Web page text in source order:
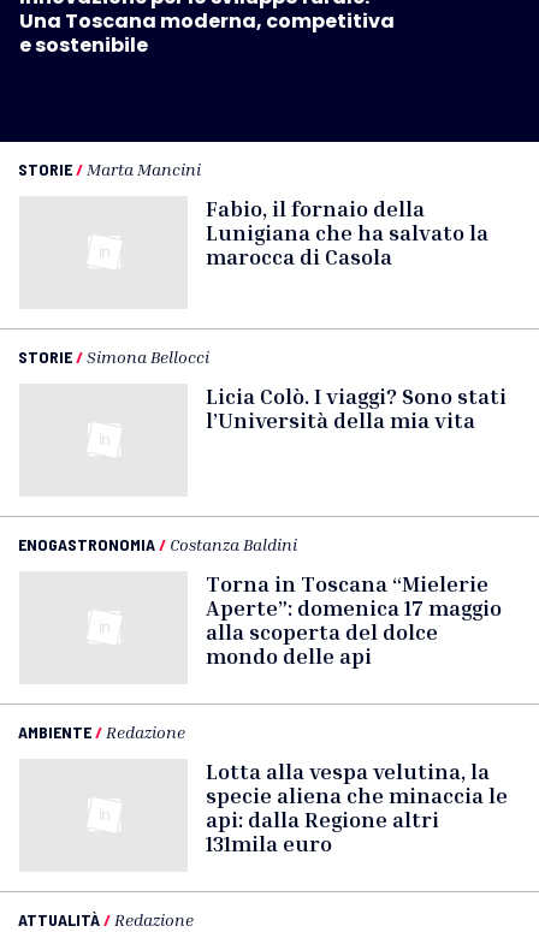
Una Toscana moderna, competitiva
e sostenibile
STORIE/ Marta Mancini
Fabio, il fornaio della
Lunigiana che ha salvato la
marocca di Casola
STORIE/Simona Bellocci
Licia Colò. I viaggi? Sono stati
l’Università della mia vita
ENOGASTRONOMIA/ Costanza Baldini
Torna in Toscana “Mielerie
Aperte”: domenica 17 maggio
alla scoperta del dolce
mondo delle api
AMBIENTE/ Redazione
Lotta alla vespa velutina, la
specie aliena che minaccia le
api: dalla Regione altri
131mila euro
ATTUALITÀ/ Redazione